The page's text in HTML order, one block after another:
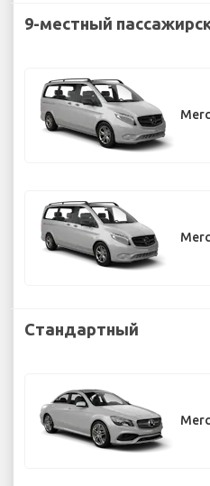
9-местный
Стандартный